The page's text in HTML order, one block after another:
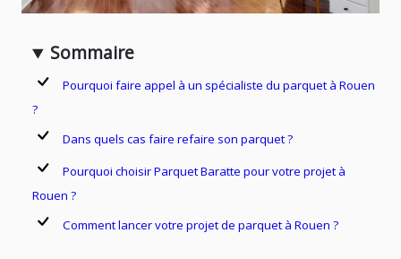
Sommaire
Pourquoi faire appel à un spécialiste du parquet à Rouen
?
Dans quels cas faire refaire son parquet ?
Pourquoi choisir Parquet Baratte pour votre projet à
Rouen ?
Comment lancer votre projet de parquet à Rouen ?